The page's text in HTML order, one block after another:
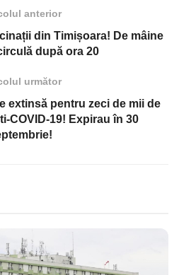
anterior
din Timișoara! De mâine
după ora 20
următor
extinsă pentru zeci de mii de
COVID-19! Expirau în 30